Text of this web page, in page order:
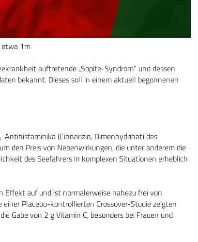
etwa 1m
auftretende „Sopite-Syndrom“ und dessen
bekannt. Dieses soll in einem aktuell begonnenen
-Antihistaminika (Cinnarizin, Dimenhydrinat) das
den Preis von Nebenwirkungen, die unter anderem die
des Seefahrers in komplexen Situationen erheblich
auf und ist normalerweise nahezu frei von
Placebo-kontrollierten Crossover-Studie zeigten
Gabe von 2 g Vitamin C, besonders bei Frauen und